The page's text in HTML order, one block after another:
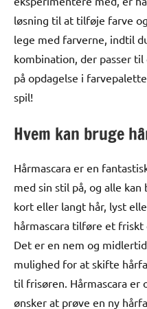
løsning til at tilføje farve
lege med farverne, indtil
kombination, der passer
på opdagelse i
spil!
Hvem kan bruge
Hårmascara er en
med sin stil på, og alle
kort eller langt hår, lyst
hårmascara tilføre et
Det er en nem og
mulighed for at skifte
til frisøren. Hårmascara er
ønsker at prøve en ny